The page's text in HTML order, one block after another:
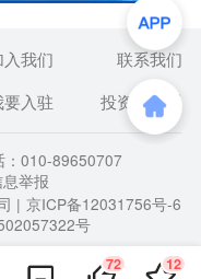
72 12
入我们
联系我们
入驻 投资者关系
：010-89650707
举报
| 京ICP备12031756号-6
号